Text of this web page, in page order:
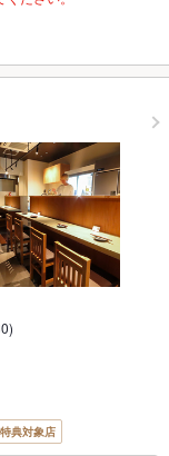
典対象店